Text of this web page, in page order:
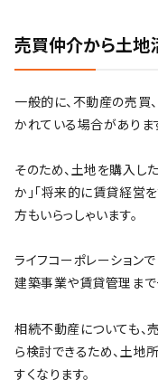
売買仲介から土地
一般的に、不動産の売買
かれている場合がありま
そのため、土地を購入し
か」「将来的に賃貸経営
方もいらっしゃいます。
ライフコーポレーション
建築事業や賃貸管理まで
相続不動産についても、
ら検討できるため、土
すくなります。